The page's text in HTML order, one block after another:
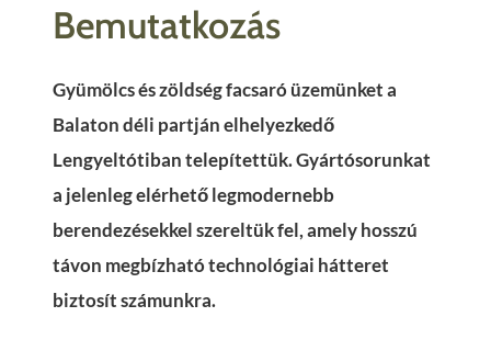
Bemutatkozás
Gyümölcs és zöldség facsaró üzemünket a
Balaton déli partján elhelyezkedő
Lengyeltótiban telepítettük. Gyártósorunkat
a jelenleg elérhető legmodernebb
berendezésekkel szereltük fel, amely hosszú
távon megbízható technológiai hátteret
biztosít számunkra.